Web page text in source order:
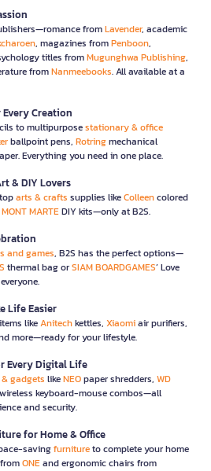
fromLavender, academic
, magazines fromPenboon,
titles fromMugunghwa Publishing,
fromNanmeebooks. All available at a
Creation
to multipurposestationary & office
ballpoint pens, Rotringmechanical
Everything you need in one place.
& DIY Lovers
arts & crafts supplies likeColleencolored
MONT MARTEDIY kits—only at B2S.
and games, B2S has the perfect options—
thermal bag orSIAM BOARDGAMES’ Love
Life Easier
items likeAnitechkettles, Xiaomiair purifiers,
more—ready for your lifestyle.
Every Digital Life
gadgets likeNEOpaper shredders, WD
wireless keyboard-mouse combos—all
and security.
for Home & Office
savingfurnitureto complete your home
ONEand ergonomic chairs from